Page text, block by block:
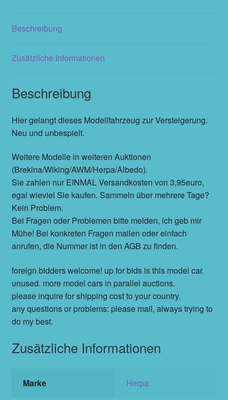
Beschreibung
Zusätzliche Informationen
Beschreibung
Hier gelangt dieses Modellfahrzeug zur Versteigerung.
Neu und unbespielt.
Weitere Modelle in weiteren Auktionen
(Brekina/Wiking/AWM/Herpa/Albedo).
Sie zahlen nur EINMAL Versandkosten von 3,95euro,
egal wieviel Sie kaufen. Sammeln über mehrere Tage?
Kein Problem.
Bei Fragen oder Problemen bitte melden, ich geb mir
Mühe! Bei konkreten Fragen mailen oder einfach
anrufen, die Nummer ist in den AGB zu finden.
foreign bidders welcome! up for bids is this model car.
unused. more model cars in parallel auctions.
please inquire for shipping cost to your country.
any questions or problems: please mail, always trying to
do my best.
Zusätzliche Informationen
Marke Herpa